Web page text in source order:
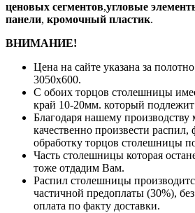
ценовых сегментов,угловые
панели, кромочный пластик.
ВНИМАНИЕ!
Цена на сайте указана за
3050х600.
С обоих торцов столешницы
край 10-20мм. который подлежит
Благодаря нашему
качественно произвести
обработку торцов столешницы
Часть столешницы которая
тоже отдадим Вам.
Распил столешницы
частичной предоплаты (30%),
оплата по факту доставки.